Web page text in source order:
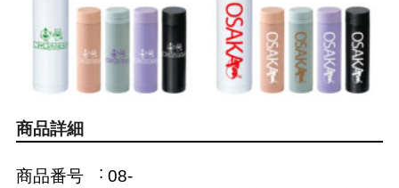
商品詳細
商品番号
08-